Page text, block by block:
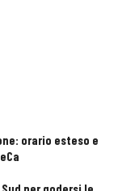
orario esteso e